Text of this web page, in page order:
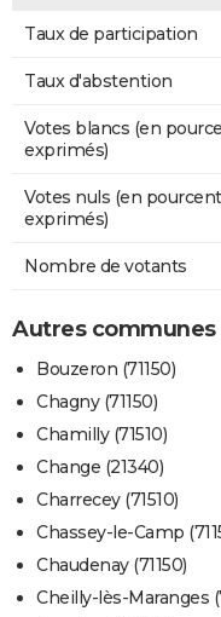
Taux de participation
Taux d'abstention
Votes blancs (en
exprimés)
Votes nuls (en
exprimés)
Nombre de votants
Autres
Bouzeron (71150)
Chagny (71150)
Chamilly (71510)
Change (21340)
Charrecey (71510)
Chassey-le-Camp
Chaudenay (71150)
Cheilly-lès-Maranges